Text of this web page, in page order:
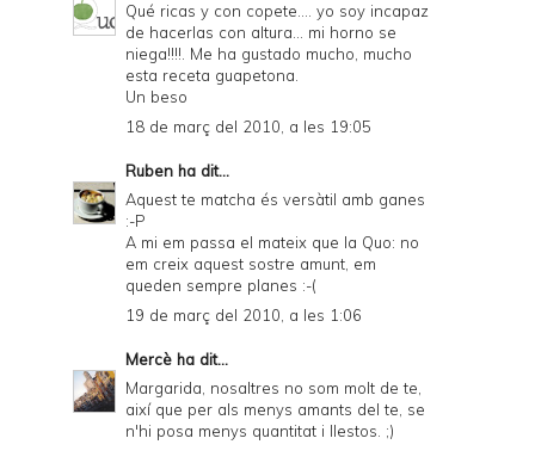
Qué ricas y con copete.... yo soy incapaz
de hacerlas con altura... mi horno se
niega!!!!. Me ha gustado mucho, mucho
esta receta guapetona.
Un beso
18 de març del 2010, a les 19:05
Ruben ha dit...
Aquest te matcha és versàtil amb ganes
:-P
A mi em passa el mateix que la Quo: no
em creix aquest sostre amunt, em
queden sempre planes :-(
19 de març del 2010, a les 1:06
Mercè ha dit...
Margarida, nosaltres no som molt de te,
així que per als menys amants del te, se
n'hi posa menys quantitat i llestos. ;)